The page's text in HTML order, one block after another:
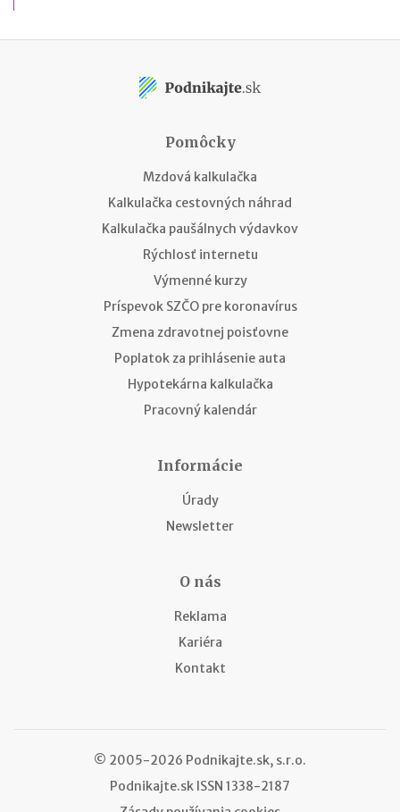
Pomôcky
Mzdová kalkulačka
Kalkulačka cestovných náhrad
Kalkulačka paušálnych výdavkov
Rýchlosť internetu
Výmenné kurzy
Príspevok SZČO pre koronavírus
Zmena zdravotnej poisťovne
Poplatok za prihlásenie auta
Hypotekárna kalkulačka
Pracovný kalendár
Informácie
Úrady
Newsletter
O nás
Reklama
Kariéra
Kontakt
© 2005-2026 Podnikajte.sk, s.r.o.
Podnikajte.sk ISSN 1338-2187